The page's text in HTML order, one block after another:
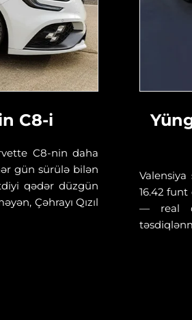
C8-i
C8-nin daha
gün sürülə bilən
qədər düzgün
Çəhrayı Qızıl
16.42
— real